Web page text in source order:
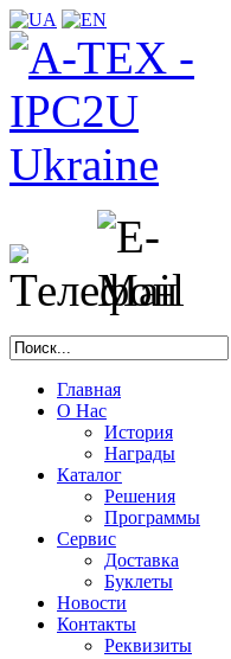
Главная
О Нас
История
Награды
Каталог
Решения
Программы
Сервис
Доставка
Буклеты
Новости
Контакты
Реквизиты